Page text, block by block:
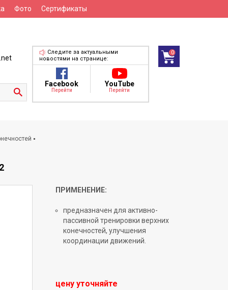
Фото Сертификаты
Следите за актуальными
новостями на странице:
Facebook
Перейти
YouTube
Перейти
0
ПРИМЕНЕНИЕ:
предназначен для активно-
пассивной тренировки верхних
конечностей, улучшения
координации движений.
цену уточняйте